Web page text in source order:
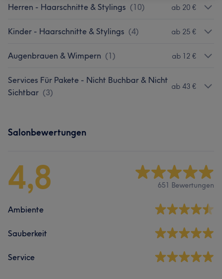
Herren - Haarschnitte & Stylings (10) ab 20 €
Kinder - Haarschnitte & Stylings (4) ab 25 €
Augenbrauen & Wimpern (1) ab 12 €
Services Für Pakete - Nicht Buchbar & Nicht
Sichtbar (3)
ab 43 €
Salonbewertungen
4,8 651 Bewertungen
Ambiente
Sauberkeit
Service